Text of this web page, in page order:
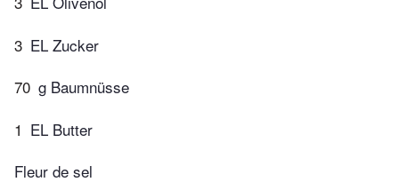
3 EL Zucker
70 g Baumnüsse
1 EL Butter
Fleur de sel